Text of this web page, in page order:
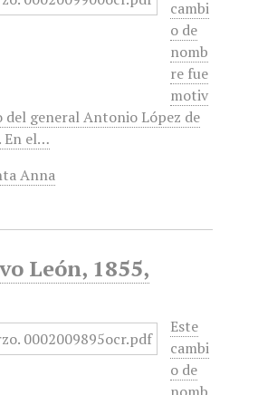
cambi
o de
nomb
re fue
motiv
general Antonio López de
En el…
Anna
León, 1855,
Este
cambi
o de